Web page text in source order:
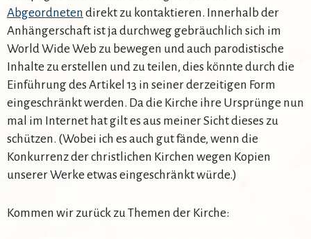
Abgeordneten direkt zu kontaktieren. Innerhalb der
Anhängerschaft ist ja durchweg gebräuchlich sich im
World Wide Web zu bewegen und auch parodistische
Inhalte zu erstellen und zu teilen, dies könnte durch die
Einführung des Artikel 13 in seiner derzeitigen Form
eingeschränkt werden. Da die Kirche ihre Ursprünge nun
mal im Internet hat gilt es aus meiner Sicht dieses zu
schützen. (Wobei ich es auch gut fände, wenn die
Konkurrenz der christlichen Kirchen wegen Kopien
unserer Werke etwas eingeschränkt würde.)
Kommen wir zurück zu Themen der Kirche: